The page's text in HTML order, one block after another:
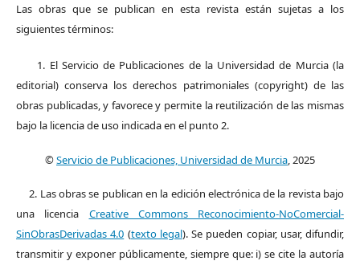
Las obras que se publican en esta revista están sujetas a los
siguientes términos:
1. El Servicio de Publicaciones de la Universidad de Murcia (la
editorial) conserva los derechos patrimoniales (copyright) de las
obras publicadas, y favorece y permite la reutilización de las mismas
bajo la licencia de uso indicada en el punto 2.
©Servicio de Publicaciones, Universidad de Murcia, 2025
2. Las obras se publican en la edición electrónica de la revista bajo
una licencia Creative Commons Reconocimiento-NoComercial-
SinObrasDerivadas 4.0 (texto legal). Se pueden copiar, usar, difundir,
transmitir y exponer públicamente, siempre que: i) se cite la autoría